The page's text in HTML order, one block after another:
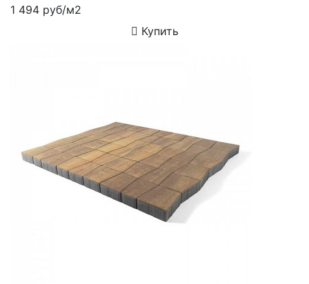
1 494 руб/м2
Купить